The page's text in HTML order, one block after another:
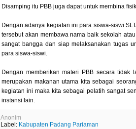
Disamping itu PBB juga dapat untuk membina
Dengan adanya kegiatan ini para siswa-siswi
tersebut akan membawa nama baik sekolah
sangat bangga dan siap melaksanakan tugas
para siswa-siswi.
Dengan memberikan materi PBB secara tidak
merupakan makanan utama kita sebagai
kegiatan ini maka kita sebagai pelatih sangat
instansi lain.
Anonim
Label: Kabupaten Padang Pariaman